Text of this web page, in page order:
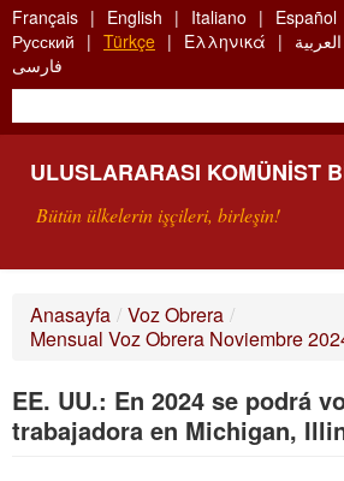
Skip
to
main
content
Français English Italiano Español
Русский
Türkçe Ελληνικά العربية
فارسی
ULUSLARARASI KOMÜNIST
Bütün ülkelerin işçileri, birleşin!
UKB NEDIR?
ARAMA
BIZI ARA
Anasayfa / Voz Obrera /
Mensual Voz Obrera Noviembre
EE. UU.: En 2024 se podrá
trabajadora en Michigan,